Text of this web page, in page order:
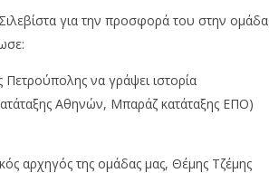
για την προσφορά του στην ομάδα
Πετρούπολης να γράψει ιστορία
Αθηνών, Μπαράζ κατάταξης ΕΠΟ)
αρχηγός της ομάδας μας, Θέμης Τζέμης